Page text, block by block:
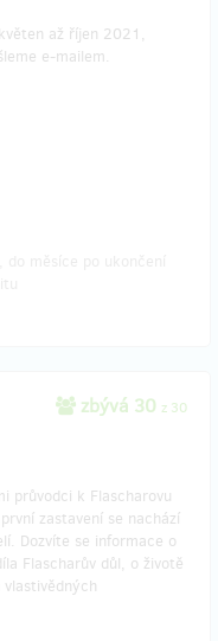
až říjen 2021,
e-mailem.
zbývá 30 z 30
průvodci k Flascharovu
zastavení se nachází
Dozvíte se informace o
Flascharův důl, o životě